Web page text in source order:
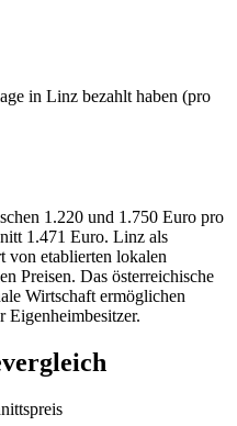
in Linz bezahlt haben (pro
1.220 und 1.750 Euro pro
1.471 Euro. Linz als
von etablierten lokalen
Preisen. Das österreichische
Wirtschaft ermöglichen
Eigenheimbesitzer.